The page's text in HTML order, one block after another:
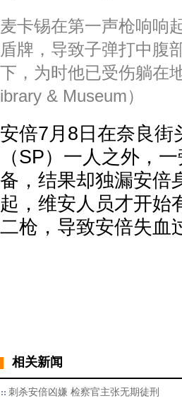
麦卡锡在第一声枪响响
盾牌，导致子弹打中腹
下，为时他已受伤躺在
ibrary & Museum）
安倍7月8日在奈良街
（SP）一人之外，
备，结果却独漏安倍
起，维安人员才开始
二枪，导致安倍失血
相关新闻
刺杀安倍凶嫌 检察官主张无期徒刑